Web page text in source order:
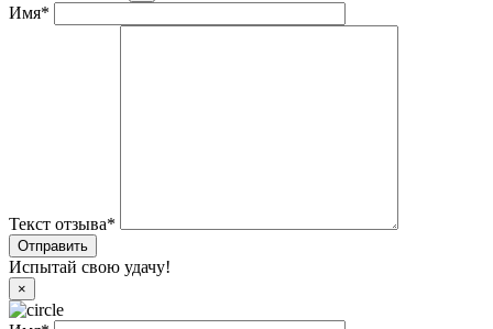
Имя*
Текст отзыва*
Испытай свою удачу!
×